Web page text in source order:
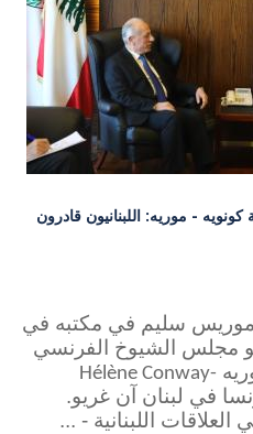
كونويه - موريه: اللبنانيون قادرون
موريس سليم في مكتبه في
مجلس الشيوخ الفرنسي
Hélène Conway-
في لبنان آن غريو.
اللبنانية - ...